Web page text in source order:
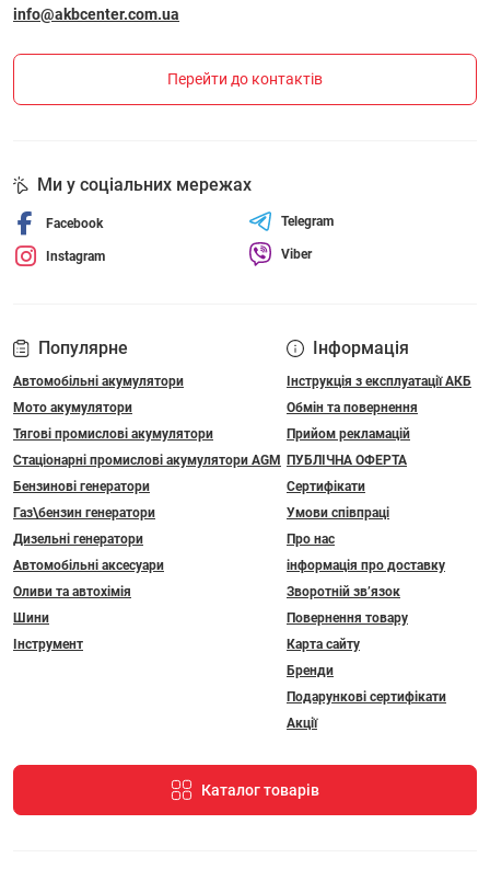
info@akbcenter.com.ua
Перейти до контактів
Популярне
Автомобільні акумулятори
Мото акумулятори
Тягові промислові акумулятори
Стаціонарні промислові акумулятори АGM
Бензинові генератори
Газ\бензин генератори
Дизельні генератори
Автомобільні аксесуари
Оливи та автохімія
Шини
Інструмент
Інформація
Інструкція з експлуатації АКБ
Обмін та повернення
Прийом рекламацій
ПУБЛІЧНА ОФЕРТА
Сертифікати
Умови співпраці
Про нас
інформація про доставку
Зворотній зв’язок
Повернення товару
Карта сайту
Бренди
Подарункові сертифікати
Акції
Каталог товарів
Ми у соціальних мережах
Facebook
Instagram
Telegram
Viber